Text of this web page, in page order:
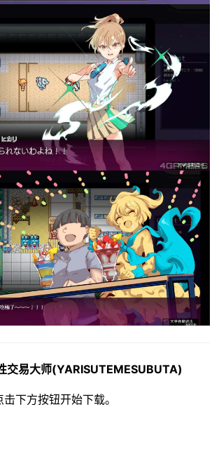
交易大师(YARISUTEMESUBUTA)
下方按钮开始下载。